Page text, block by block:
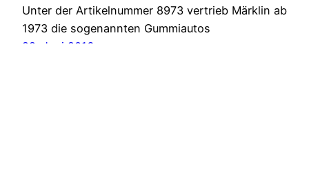
Unter der Artikelnummer 8973 vertrieb Märklin ab
1973 die sogenannten Gummiautos
22. Juni 2016